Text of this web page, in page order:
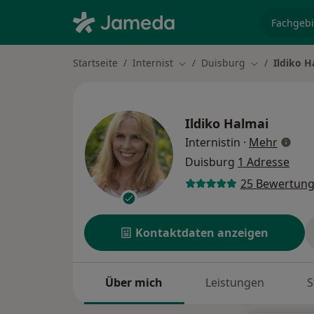
Startseite Internist Stadt ändern
Duisburg Stadt ändern
Ildiko
Ildiko Halmai
Internistin · Mehrüber
Duisburg 1 Adresse
25
Kontaktdaten anzeigen
Über mich Leistungen